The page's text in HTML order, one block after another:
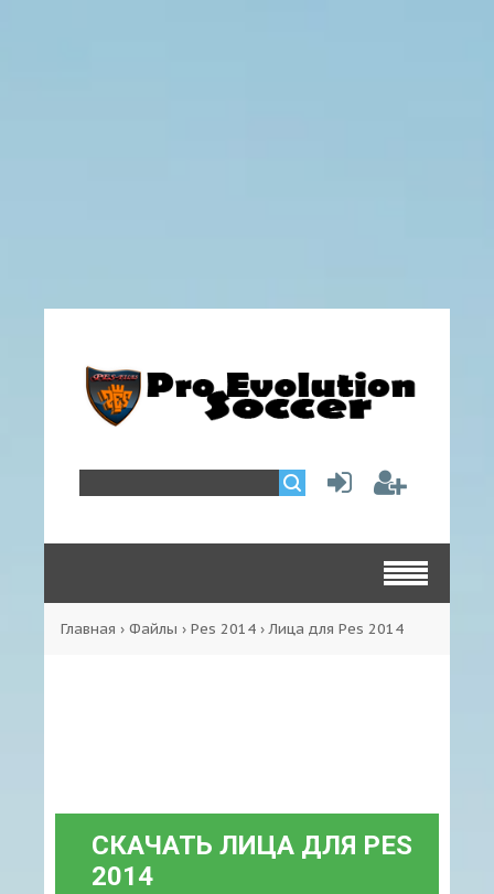
Главная › Файлы › Pes 2014 ›Лица для Pes 2014
СКАЧАТЬ ЛИЦА ДЛЯ PES
2014